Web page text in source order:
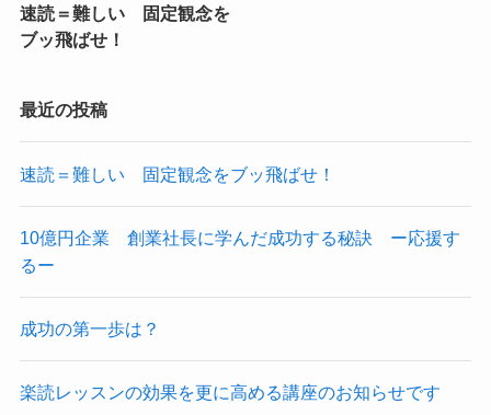
速読＝難しい 固定観念を
ブッ飛ばせ！
最近の投稿
速読＝難しい 固定観念をブッ飛ばせ！
10億円企業 創業社長に学んだ成功する秘訣 ー応援す
るー
成功の第一歩は？
楽読レッスンの効果を更に高める講座のお知らせです